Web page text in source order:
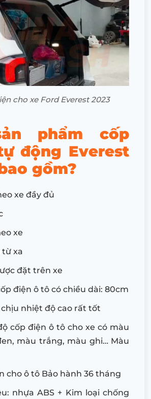
cho xe Ford Everest 2023
phẩm cốp
động Everest
gồm?
xe đầy đủ
xe
xa
đặt trên xe
điện ô tô có chiều dài: 80cm
chịu nhiệt độ cao rất tốt
cốp điện ô tô cho xe có màu
màu trắng, màu ghi… Màu
cho ô tô Bảo hành 36 tháng
nhựa ABS + Kim loại chống